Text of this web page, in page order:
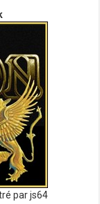
par js64